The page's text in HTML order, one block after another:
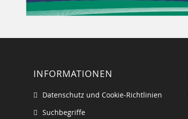
INFORMATIONEN
Datenschutz und Cookie-Richtlinien
Suchbegriffe